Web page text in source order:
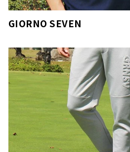
GIORNO SEVEN